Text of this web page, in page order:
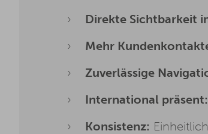
Direkte Sichtbarkeit
Mehr
Zuverlässige
International präsent:
Konsistenz: